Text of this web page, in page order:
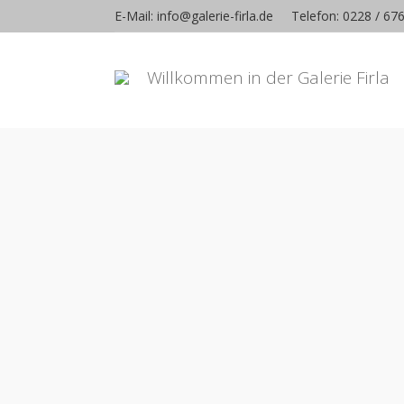
E-Mail: info@galerie-firla.de Telefon: 0228 /
Willkommen in der Galerie Firla